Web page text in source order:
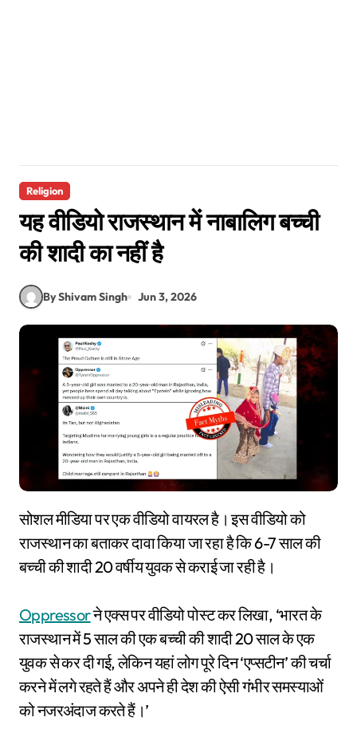
Religion
यह वीडियो राजस्थान में नाबालिग बच्ची
की शादी का नहीं है
By Shivam Singh Jun 3, 2026
सोशल मीडिया पर एक वीडियो वायरल है। इस वीडियो को
राजस्थान का बताकर दावा किया जा रहा है कि 6-7 साल की
बच्ची की शादी 20 वर्षीय युवक से कराई जा रही है।
Oppressorने एक्स पर वीडियो पोस्ट कर लिखा, ‘भारत के
राजस्थान में 5 साल की एक बच्ची की शादी 20 साल के एक
युवक से कर दी गई, लेकिन यहां लोग पूरे दिन ‘एप्सटीन’ की चर्चा
करने में लगे रहते हैं और अपने ही देश की ऐसी गंभीर समस्याओं
को नजरअंदाज करते हैं।’